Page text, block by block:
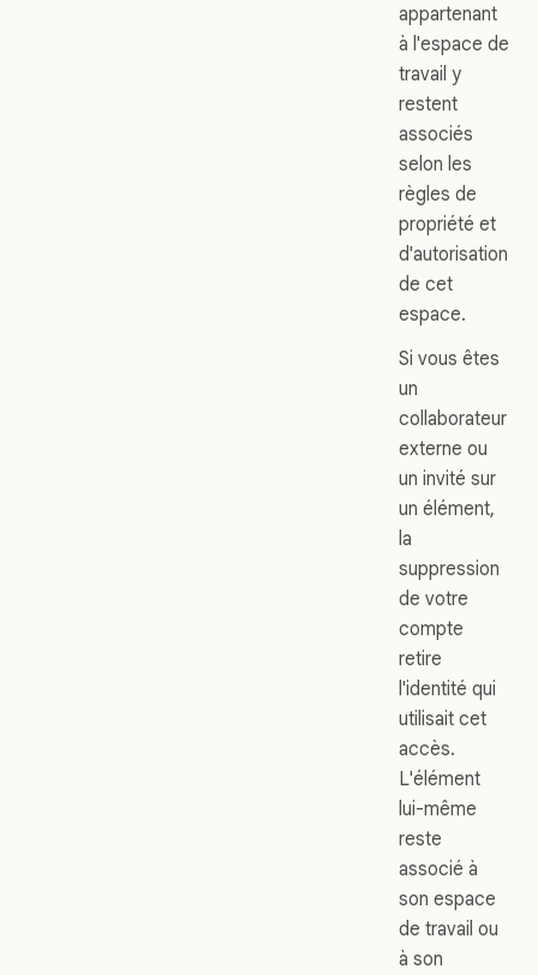
appartenant
à l'espace de
travail y
restent
associés
selon les
règles de
propriété et
d'autorisation
de cet
espace.
Si vous êtes
un
collaborateur
externe ou
un invité sur
un élément,
la
suppression
de votre
compte
retire
l'identité qui
utilisait cet
accès.
L'élément
lui-même
reste
associé à
son espace
de travail ou
à son